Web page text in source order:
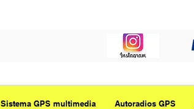
Sistema GPS multimedia Autoradios GPS